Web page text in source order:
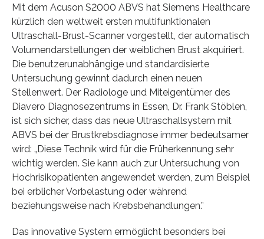
Mit dem Acuson S2000 ABVS hat Siemens Healthcare
kürzlich den weltweit ersten multifunktionalen
Ultraschall-Brust-Scanner vorgestellt, der automatisch
Volumendarstellungen der weiblichen Brust akquiriert.
Die benutzerunabhängige und standardisierte
Untersuchung gewinnt dadurch einen neuen
Stellenwert. Der Radiologe und Miteigentümer des
Diavero Diagnosezentrums in Essen, Dr. Frank Stöblen,
ist sich sicher, dass das neue Ultraschallsystem mit
ABVS bei der Brustkrebsdiagnose immer bedeutsamer
wird: „Diese Technik wird für die Früherkennung sehr
wichtig werden. Sie kann auch zur Untersuchung von
Hochrisikopatienten angewendet werden, zum Beispiel
bei erblicher Vorbelastung oder während
beziehungsweise nach Krebsbehandlungen.”
Das innovative System ermöglicht besonders bei